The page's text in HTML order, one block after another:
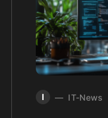
I IT-News